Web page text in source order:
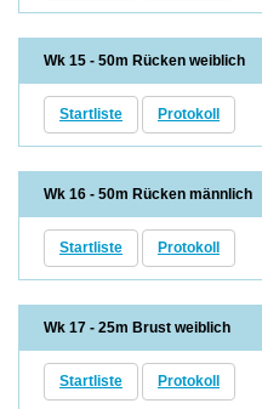
Wk 15 - 50m Rücken weiblich
Startliste Protokoll
Wk 16 - 50m Rücken männlich
Startliste Protokoll
Wk 17 - 25m Brust weiblich
Startliste Protokoll